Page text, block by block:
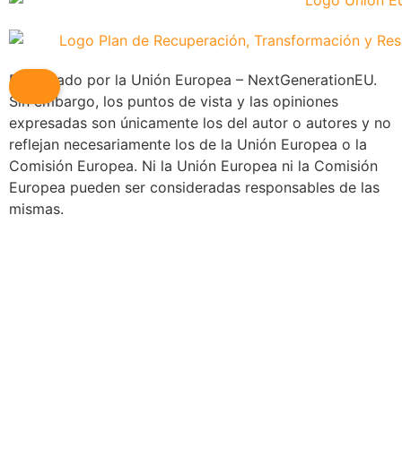
Financiado por la Unión Europea – NextGenerationEU.
Sin embargo, los puntos de vista y las opiniones
expresadas son únicamente los del autor o autores y no
reflejan necesariamente los de la Unión Europea o la
Comisión Europea. Ni la Unión Europea ni la Comisión
Europea pueden ser consideradas responsables de las
mismas.